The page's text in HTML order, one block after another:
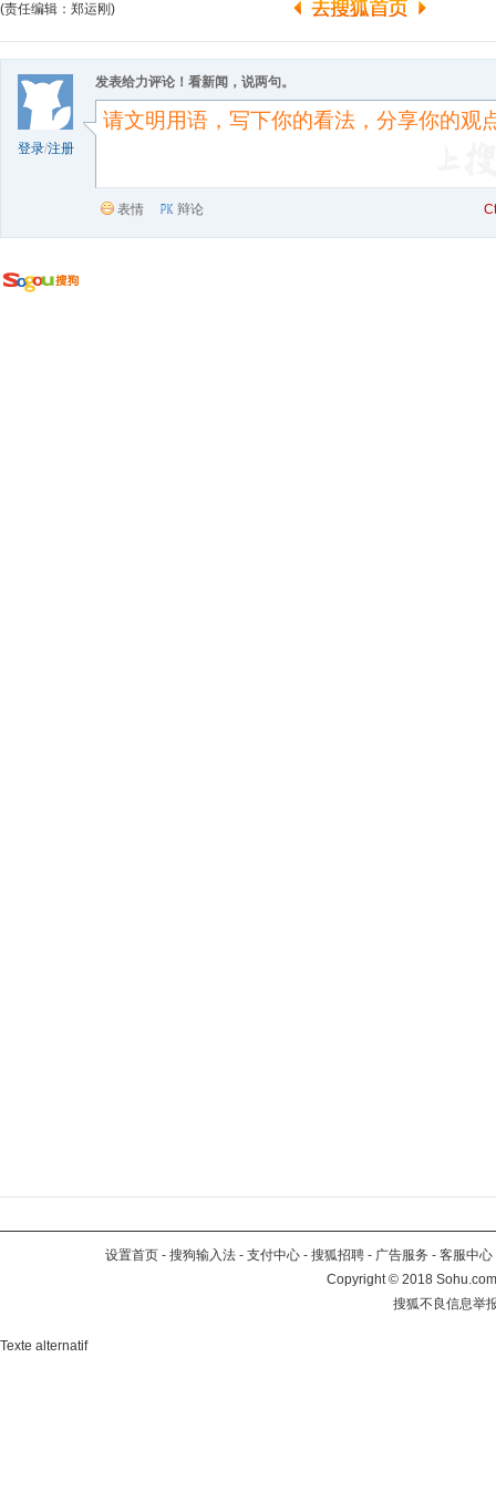
(责任编辑：郑运刚)
登录/注册
发表给力评论！看新闻，说两句。
表情 辩论
设置首页 - 搜狗输入法 - 支付中心 - 搜狐招聘 - 广告服务 - 客服中心
Copyright©2018
搜狐不良信息举
Texte alternatif